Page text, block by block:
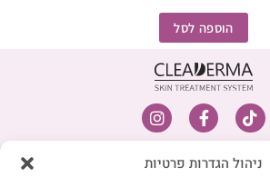
ניהול הגדרות פרטיות
הוספה לסל
T
i
k
t
F
a
c
e
I
n
s
t
חנות